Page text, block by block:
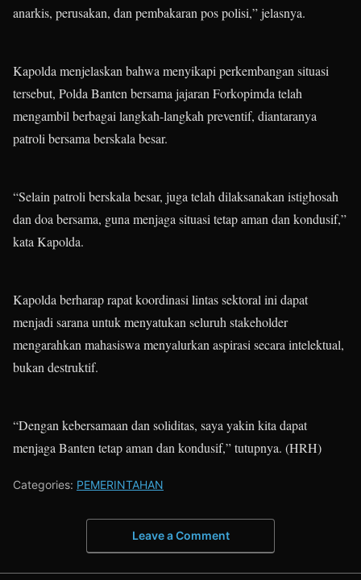
anarkis, perusakan, dan pembakaran pos polisi,” jelasnya.
Kapolda menjelaskan bahwa menyikapi perkembangan situasi
tersebut, Polda Banten bersama jajaran Forkopimda telah
mengambil berbagai langkah-langkah preventif, diantaranya
patroli bersama berskala besar.
“Selain patroli berskala besar, juga telah dilaksanakan istighosah
dan doa bersama, guna menjaga situasi tetap aman dan kondusif,”
kata Kapolda.
Kapolda berharap rapat koordinasi lintas sektoral ini dapat
menjadi sarana untuk menyatukan seluruh stakeholder
mengarahkan mahasiswa menyalurkan aspirasi secara intelektual,
bukan destruktif.
“Dengan kebersamaan dan soliditas, saya yakin kita dapat
menjaga Banten tetap aman dan kondusif,” tutupnya. (HRH)
Categories: PEMERINTAHAN
Leave a Comment